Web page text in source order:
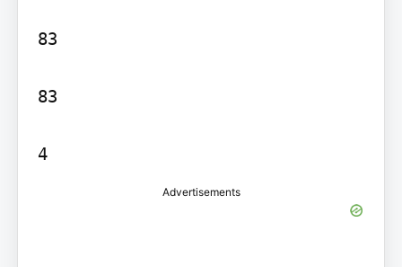
83
83
4
Advertisements